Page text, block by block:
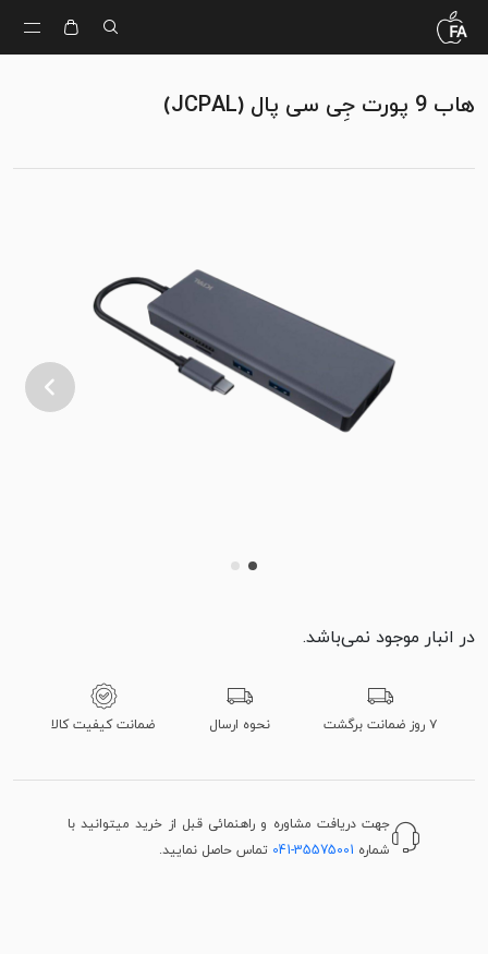
هاب 9 پورت جِی سی پال (JCPAL)
در انبار موجود نمی‌باشد.
۷ روز ضمانت برگشت نحوه ارسال ضمانت کیفیت کالا
جهت دریافت مشاوره و راهنمائی قبل از خرید میتوانید با
شماره 041-35575001 تماس حاصل نمایید.